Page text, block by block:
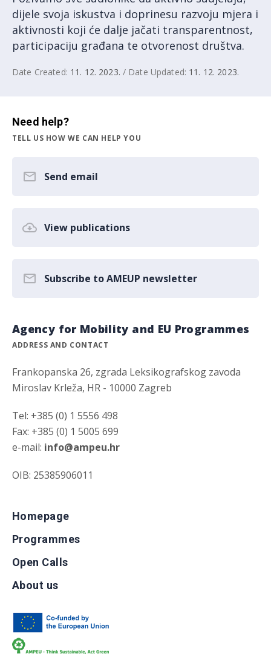
dijele svoja iskustva i doprinesu razvoju mjera i
aktivnosti koji će dalje jačati transparentnost,
participaciju građana te otvorenost društva.
Date Created: 11. 12. 2023. / Date Updated: 11. 12. 2023.
Need help?
TELL US HOW WE CAN HELP YOU
Send email
View publications
Subscribe to AMEUP newsletter
Agency for Mobility and EU Programmes
ADDRESS AND CONTACT
Frankopanska 26, zgrada Leksikografskog zavoda
Miroslav Krleža, HR - 10000 Zagreb
Tel: +385 (0) 1 5556 498
Fax: +385 (0) 1 5005 699
e-mail: info@ampeu.hr
OIB: 25385906011
Homepage
Programmes
Open Calls
About us